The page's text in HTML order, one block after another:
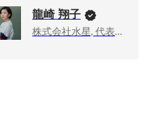
龍崎 翔子
株式会社水星, 代表取締役